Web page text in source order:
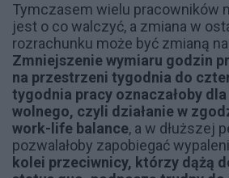
Tymczasem wielu pracowników
jest o co walczyć, a zmiana w
rozrachunku może być zmianą
Zmniejszenie wymiaru godzin
na przestrzeni tygodnia do
tygodnia pracy oznaczałoby
wolnego, czyli działanie w
work-life balance, a w dłuższej
pozwalałoby zapobiegać
kolei przeciwnicy, którzy dążą